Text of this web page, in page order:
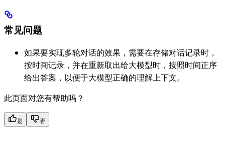
常见问题
如果要实现多轮对话的效果，需要在存储对话记录时，
按时间记录，并在重新取出给大模型时，按照时间正序
给出答案，以便于大模型正确的理解上下文。
此页面对您有帮助吗？
是 否